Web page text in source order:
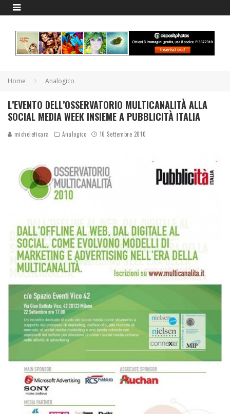
Home Analogico
L’EVENTO DELL’OSSERVATORIO MULTICANALITÀ ALLA
SOCIAL MEDIA WEEK INSIEME A PUBBLICITÀ ITALIA
micheleficara Analogico 16 Settembre 2010